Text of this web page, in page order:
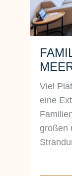
Viel
eine
großen